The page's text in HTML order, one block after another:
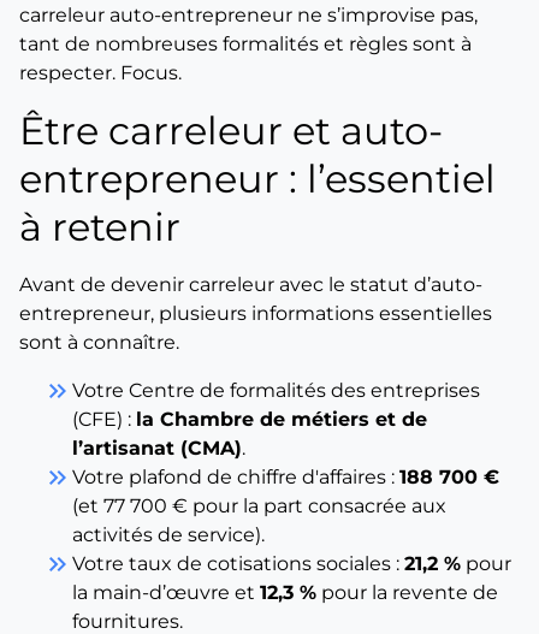
carreleur auto-entrepreneur ne s’improvise pas,
tant de nombreuses formalités et règles sont à
respecter. Focus.
Être carreleur et auto-
entrepreneur : l’essentiel
à retenir
Avant de devenir carreleur avec le statut d’auto-
entrepreneur, plusieurs informations essentielles
sont à connaître.
keyboard_double_arrow_right Votre Centre de formalités des entreprises
(CFE) : la Chambre de métiers et de
l’artisanat (CMA).
keyboard_double_arrow_right Votre plafond de chiffre d'affaires : 188 700 €
(et 77 700 € pour la part consacrée aux
activités de service).
keyboard_double_arrow_right Votre taux de cotisations sociales : 21,2 % pour
la main-d’œuvre et 12,3 % pour la revente de
fournitures.